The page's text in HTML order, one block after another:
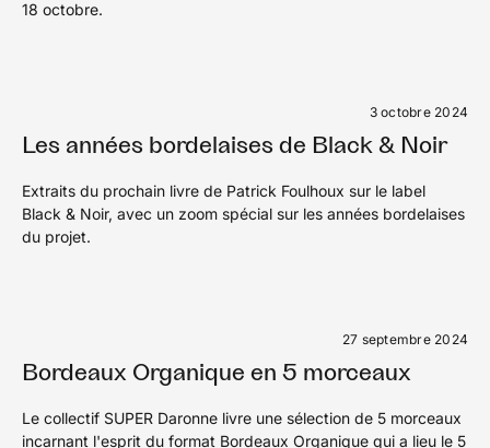
18 octobre.
3 octobre 2024
Les années bordelaises de Black & Noir
Extraits du prochain livre de Patrick Foulhoux sur le label
Black & Noir, avec un zoom spécial sur les années bordelaises
du projet.
27 septembre 2024
Bordeaux Organique en 5 morceaux
Le collectif SUPER Daronne livre une sélection de 5 morceaux
incarnant l'esprit du format Bordeaux Organique qui a lieu le 5